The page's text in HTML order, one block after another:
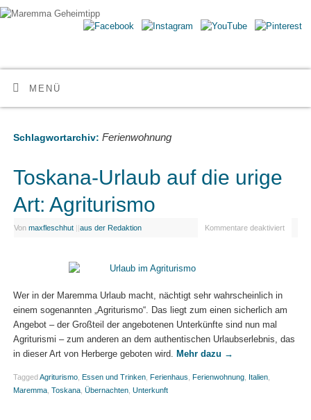
Maremma Geheimtipp
MENÜ
Schlagwortarchiv: Ferienwohnung
Toskana-Urlaub auf die urige
Art: Agriturismo
Von maxfleschhut ||aus der Redaktion Kommentare deaktiviert
Wer in der Maremma Urlaub macht, nächtigt sehr wahrscheinlich in
einem sogenannten „Agriturismo“. Das liegt zum einen sicherlich am
Angebot – der Großteil der angebotenen Unterkünfte sind nun mal
Agriturismi – zum anderen an dem authentischen Urlaubserlebnis, das
in dieser Art von Herberge geboten wird. Mehr dazu →
TaggedAgriturismo, Essen und Trinken, Ferienhaus Ferienwohnung, Italien,
Maremma, Toskana, Übernachten, Unterkunft